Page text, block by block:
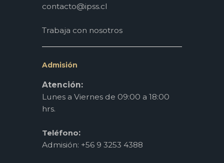
contacto@ipss.cl
Trabaja con nosotros
Admisión
Atención:
Lunes a Viernes de 09:00 a 18:00
hrs.
Teléfono:
Admisión: +56 9 3253 4388